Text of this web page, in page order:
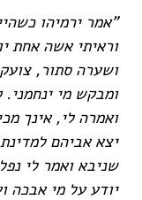
"אמר ירמיהו
וראיתי אשה אחת
ושערה סתור,
ומבקש מי
ואמרה לי, אינך
יצא אביהם
שניבא ואמר לי
יודע על מי אבכה